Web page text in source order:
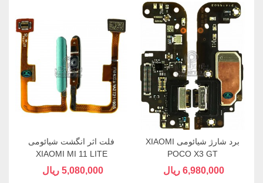
برد شارژ شیائومی XIAOMI
POCO X3 GT
6,980,000 ریال
فلت اثر انگشت شیائومی
XIAOMI MI 11 LITE
5,080,000 ریال